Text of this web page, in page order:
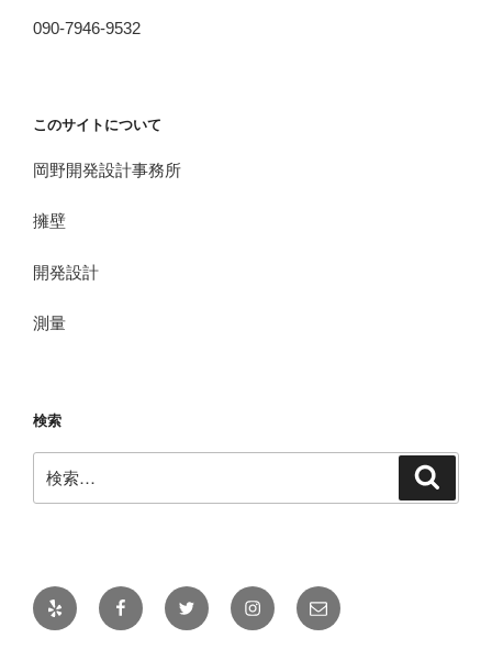
090-7946-9532
このサイトについて
岡野開発設計事務所
擁壁
開発設計
測量
検索
索:
Yelp FacebookTwitter Instagramメ
ー